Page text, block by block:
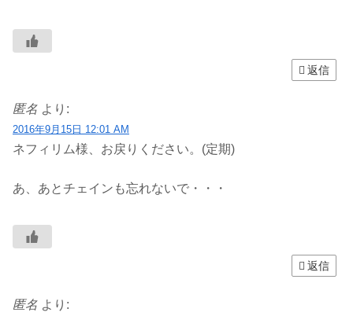
返信
匿名 より:
2016年9月15日 12:01 AM
ネフィリム様、お戻りください。(定期)
あ、あとチェインも忘れないで・・・
返信
匿名 より: